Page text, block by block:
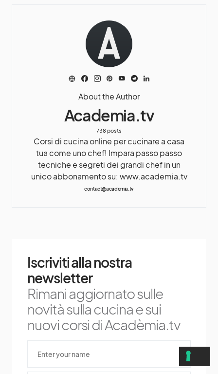
About the Author
Academia.tv
738 posts
Corsi di cucina online per cucinare a casa
tua come uno chef! Impara passo passo
tecniche e segreti dei grandi chef in un
unico abbonamento su: www.academia.tv
contact@academia.tv
Iscriviti alla nostra
newsletter
Rimani aggiornato sulle
novità sulla cucina e sui
nuovi corsi di Acadèmia.tv